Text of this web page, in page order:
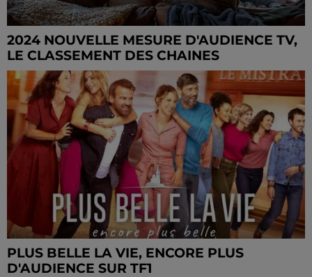
2024 NOUVELLE MESURE D'AUDIENCE TV,
LE CLASSEMENT DES CHAINES
PLUS BELLE LA VIE, ENCORE PLUS
D'AUDIENCE SUR TF1